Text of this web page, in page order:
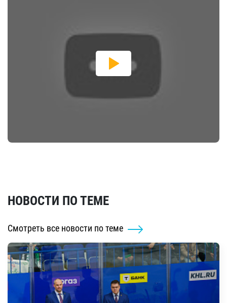
НОВОСТИ ПО ТЕМЕ
Смотреть все новости по теме